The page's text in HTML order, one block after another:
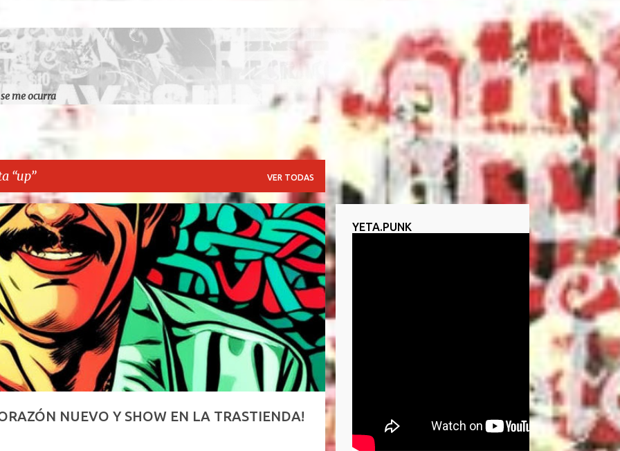
me ocurra
up VER TODAS
NUEVO Y SHOW EN LA TRASTIENDA!
YETA.PUNK